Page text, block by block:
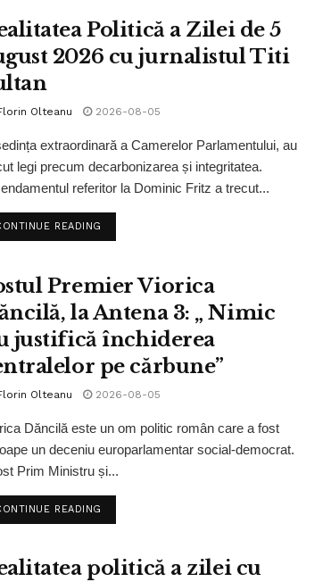
Politică a Zilei de 5
2026 cu jurnalistul Titi
Olteanu 2026-08-05
extraordinară a Camerelor Parlamentului, au
legi precum decarbonizarea și integritatea.
referitor la Dominic Fritz a trecut...
READING
Premier Viorica
la Antena 3: „ Nimic
justifică închiderea
pe cărbune”
Olteanu 2026-08-05
Dăncilă este un om politic român care a fost
un deceniu europarlamentar social-democrat.
Prim Ministru și...
READING
politică a zilei cu